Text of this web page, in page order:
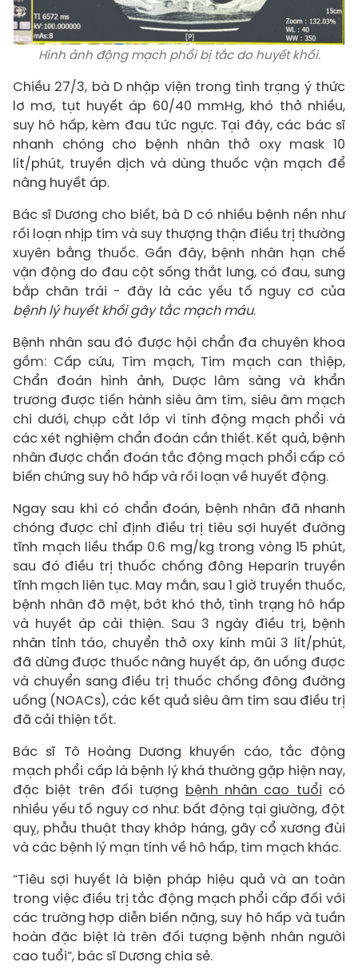
Hình ảnh động mạch phổi bị tắc do huyết khối.
Chiều 27/3, bà D nhập viện trong tình trạng ý thức
lơ mơ, tụt huyết áp 60/40 mmHg, khó thở nhiều,
suy hô hấp, kèm đau tức ngực. Tại đây, các bác sĩ
nhanh chóng cho bệnh nhân thở oxy mask 10
lít/phút, truyền dịch và dùng thuốc vận mạch để
nâng huyết áp.
Bác sĩ Dương cho biết, bà D có nhiều bệnh nền như
rối loạn nhịp tim và suy thượng thận điều trị thường
xuyên bằng thuốc. Gần đây, bệnh nhân hạn chế
vận động do đau cột sống thắt lưng, có đau, sưng
bắp chân trái - đây là các yếu tố nguy cơ của
bệnh lý huyết khối gây tắc mạch máu.
Bệnh nhân sau đó được hội chẩn đa chuyên khoa
gồm: Cấp cứu, Tim mạch, Tim mạch can thiệp,
Chẩn đoán hình ảnh, Dược lâm sàng và khẩn
trương được tiến hành siêu âm tim, siêu âm mạch
chi dưới, chụp cắt lớp vi tính động mạch phổi và
các xét nghiệm chẩn đoán cần thiết. Kết quả, bệnh
nhân được chẩn đoán tắc động mạch phổi cấp có
biến chứng suy hô hấp và rối loạn về huyết động.
Ngay sau khi có chẩn đoán, bệnh nhân đã nhanh
chóng được chỉ định điều trị tiêu sợi huyết đường
tĩnh mạch liều thấp 0.6 mg/kg trong vòng 15 phút,
sau đó điều trị thuốc chống đông Heparin truyền
tĩnh mạch liên tục. May mắn, sau 1 giờ truyền thuốc,
bệnh nhân đỡ mệt, bớt khó thở, tình trạng hô hấp
và huyết áp cải thiện. Sau 3 ngày điều trị, bệnh
nhân tỉnh táo, chuyển thở oxy kính mũi 3 lít/phút,
đã dừng được thuốc nâng huyết áp, ăn uống được
và chuyển sang điều trị thuốc chống đông đường
uống (NOACs), các kết quả siêu âm tim sau điều trị
đã cải thiện tốt.
Bác sĩ Tô Hoàng Dương khuyến cáo, tắc động
mạch phổi cấp là bệnh lý khá thường gặp hiện nay,
đặc biệt trên đối tượng bệnh nhân cao tuổi có
nhiều yếu tố nguy cơ như: bất động tại giường, đột
quỵ, phẫu thuật thay khớp háng, gãy cổ xương đùi
và các bệnh lý mạn tính về hô hấp, tim mạch khác.
“Tiêu sợi huyết là biện pháp hiệu quả và an toàn
trong việc điều trị tắc động mạch phổi cấp đối với
các trường hợp diễn biến nặng, suy hô hấp và tuần
hoàn đặc biệt là trên đối tượng bệnh nhân người
cao tuổi”, bác sĩ Dương chia sẻ.